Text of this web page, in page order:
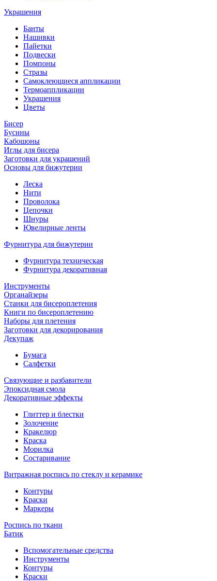
Украшения
Банты
Нашивки
Пайетки
Подвески
Помпоны
Стразы
Самоклеющиеся аппликации
Термоаппликации
Украшения
Цветы
Бисер
Бусины
Кабошоны
Иглы для бисера
Заготовки для украшений
Основы для бижутерии
Леска
Нити
Проволока
Цепочки
Шнуры
Ювелирные ленты
Фурнитура для бижутерии
Фурнитура техническая
Фурнитура декоративная
Инструменты
Органайзеры
Станки для бисероплетения
Книги по бисероплетению
Наборы для плетения
Заготовки для декорирования
Декупаж
Бумага
Салфетки
Связующие и разбавители
Эпоксидная смола
Декоративные эффекты
Глиттер и блестки
Золочение
Кракелюр
Краска
Морилка
Состаривание
Витражная роспись по стеклу и керамике
Контуры
Краски
Маркеры
Роспись по ткани
Батик
Вспомогательные средства
Инструменты
Контуры
Краски